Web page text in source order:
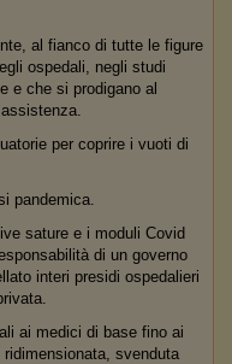
al fianco di tutte le figure
ospedali, negli studi
e che si prodigano al
per coprire i vuoti di
pandemica.
sature e i moduli Covid
di un governo
interi presidi ospedalieri
ai medici di base fino ai
svenduta